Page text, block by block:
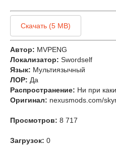
Скачать (5 MB)
Автор: MVPENG
Локализатор: Swordself
Язык: Мультиязычный
ЛОР: Да
Распространение: Ни при
Оригинал: nexusmods.com/
Просмотров: 8 717
Загрузок: 0